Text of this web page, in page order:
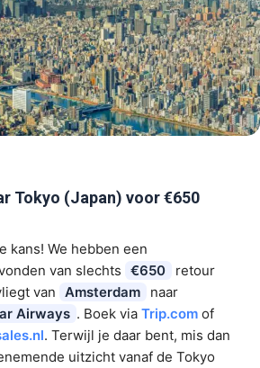
Tokyo (Japan) voor €650
kans! We hebben een
van slechts €650
retour
van Amsterdam
naar
Airways . Boek via Trip.comof
. Terwijl je daar bent, mis dan
uitzicht vanaf de Tokyo